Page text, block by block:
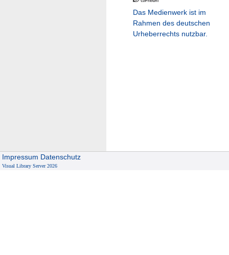
Das Medienwerk ist im
Rahmen des deutschen
Urheberrechts nutzbar.
Impressum Datenschutz
Visual Library Server 2026